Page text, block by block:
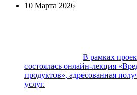
10 Марта 2026
В рамках
состоялась онлайн-лекция
продуктов», адресованная
услуг.